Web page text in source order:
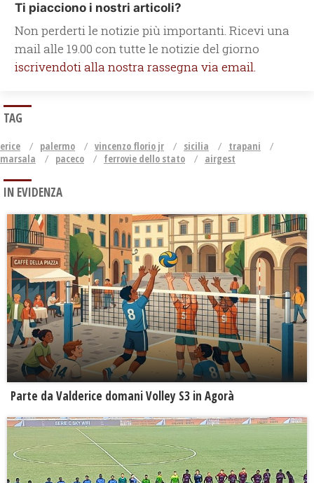
Ti piacciono i nostri articoli?
Non perderti le notizie più importanti. Ricevi una
mail alle 19.00 con tutte le notizie del giorno
iscrivendoti alla nostra rassegna via email.
TAG
erice palermo vincenzo florio jr sicilia
trapani
marsala
paceco ferrovie dello stato airgest
IN EVIDENZA
Parte da Valderice domani Volley S3 in Agorà